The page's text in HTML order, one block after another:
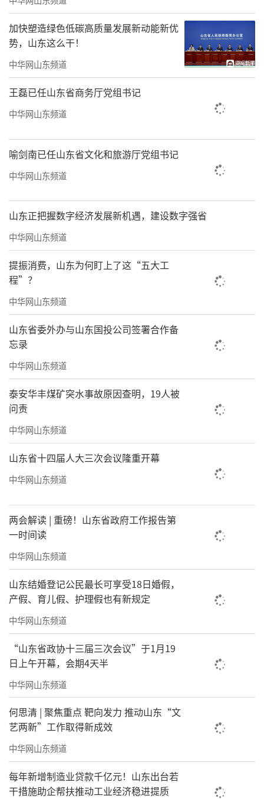
加快塑造绿色低碳高质量发展新动能新优
势，山东这么干！
中华网山东频道
王磊已任山东省商务厅党组书记
中华网山东频道
喻剑南已任山东省文化和旅游厅党组书记
中华网山东频道
山东正把握数字经济发展新机遇，建设数字强省
中华网山东频道
提振消费，山东为何盯上了这“五大工
程”？
中华网山东频道
山东省委外办与山东国投公司签署合作备
忘录
中华网山东频道
泰安华丰煤矿突水事故原因查明，19人被
问责
中华网山东频道
山东省十四届人大三次会议隆重开幕
中华网山东频道
两会解读 | 重磅！山东省政府工作报告第
一时间读
中华网山东频道
山东结婚登记公民最长可享受18日婚假，
产假、育儿假、护理假也有新规定
中华网山东频道
“山东省政协十三届三次会议”于1月19
日上午开幕，会期4天半
中华网山东频道
何思清 | 聚焦重点 靶向发力 推动山东“文
艺两新”工作取得新成效
中华网山东频道
每年新增制造业贷款千亿元！山东出台若
干措施助企帮扶推动工业经济稳进提质